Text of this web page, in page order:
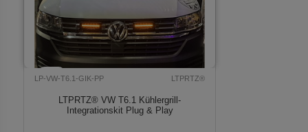
LP-VW-T6.1-GIK-PP LTPRTZ®
LTPRTZ® VW T6.1 Kühlergrill-
Integrationskit Plug & Play